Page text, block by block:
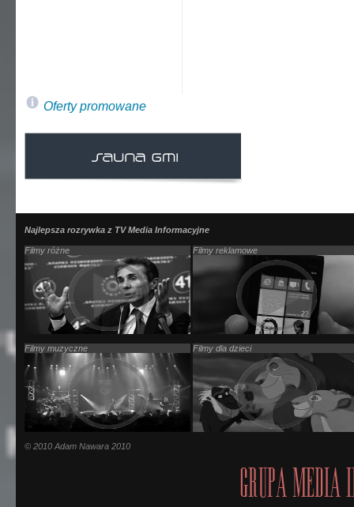
Oferty promowane
Najlepsza rozrywka z TV Media Informacyjne
Filmy różne Filmy reklamowe
Filmy muzyczne Filmy dla dzieci
© 2010 Adam Nawara 2010